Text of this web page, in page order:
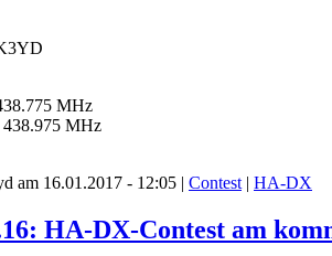
MHz
MHz
am 16.01.2017 - 12:05 | Contest | HA-DX
HA-DX-Contest am